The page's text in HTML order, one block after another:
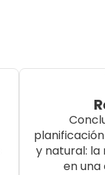
y natural:
en